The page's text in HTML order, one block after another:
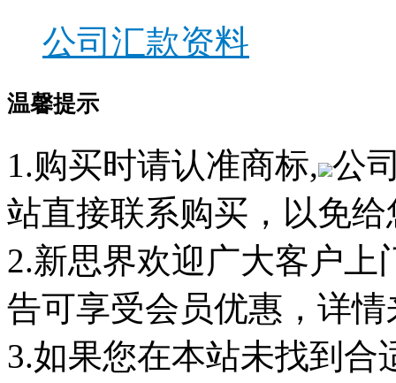
公司汇款资料
温馨提示
1.购买时请认准商标, 公
站直接联系购买，以免
2.新思界欢迎广大客户
告可享受会员优惠，详
3.如果您在本站未找到